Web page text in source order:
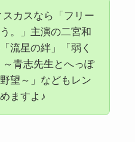
スカスなら「フリー
。」主演の二宮和
流星の絆」「弱く
青志先生とへっぽ
望～」などもレン
ますよ♪